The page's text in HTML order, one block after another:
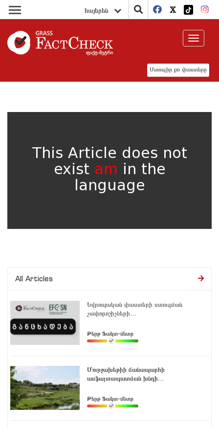
հայերեն
Ստուգիր քո փաստերը
Toggle
This Article does not
exist am in the
language
All Articles
Եվրոպական փաստերի ստուգման
չափորոշիչների...
Թերթ Ֆակտ-մետր
Մուրջախեթիի ճանապարհի
ասֆալտապատման խնդի...
Թերթ Ֆակտ-մետր